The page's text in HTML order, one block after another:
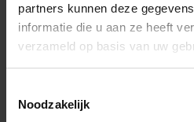
partners kunnen deze
informatie die u aan ze heeft
verzameld op basis van uw
Noodzakelijk
Sinds enige tijd werken wij
met LeaseLinq. LeaseLinq
om concurrerende
geven met een vakkundig
medewerkers dat alle
orde komen